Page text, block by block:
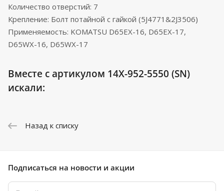
Количество отверстий: 7
Крепление: Болт потайной с гайкой (5J4771&2J3506)
Применяемость: KOMATSU D65EX-16, D65EX-17,
D65WX-16, D65WX-17
Вместе с артикулом 14X-952-5550 (SN)
искали:
Назад к списку
Подписаться на новости и акции